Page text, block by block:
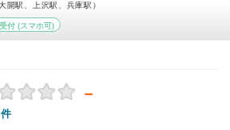
開駅、上沢駅、兵庫駅）
付(スマホ可)
－